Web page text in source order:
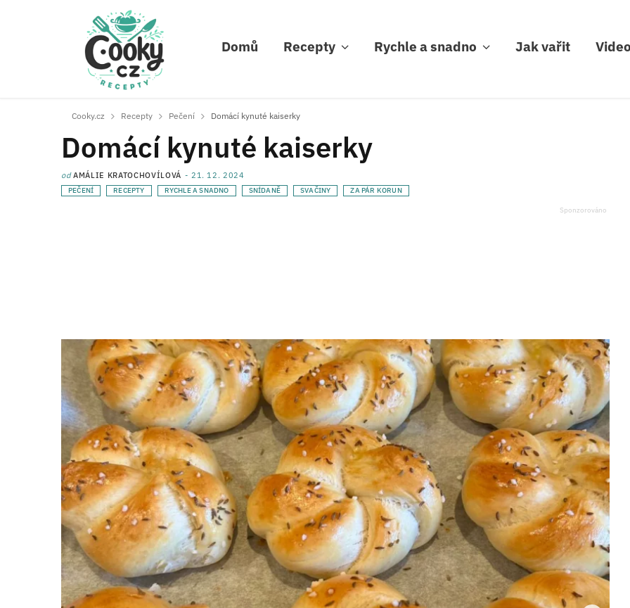
Domů Recepty Rychle a snadno Jak vařit Video
Cooky.cz Recepty Pečení Domácí kynuté kaiserky
Domácí kynuté kaiserky
odAMÁLIE KRATOCHOVÍLOVÁ 21. 12. 2024
PEČENÍ RECEPTY RYCHLE A SNADNO SNÍDANĚ SVAČINY ZA PÁR KORUN